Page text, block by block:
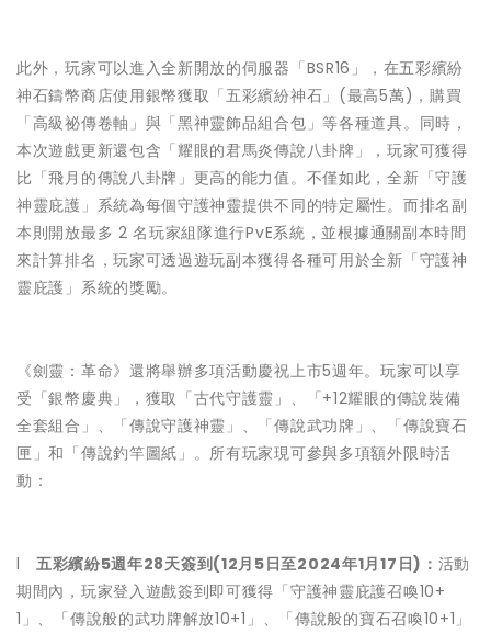
此外，玩家可以進入全新開放的伺服器「BSR16」，在五彩繽紛
神石鑄幣商店使用銀幣獲取「五彩繽紛神石」(最高5萬)，購買
「高級祕傳卷軸」與「黑神靈飾品組合包」等各種道具。同時，
本次遊戲更新還包含「耀眼的君馬炎傳說八卦牌」，玩家可獲得
比「飛月的傳說八卦牌」更高的能力值。不僅如此，全新「守護
神靈庇護」系統為每個守護神靈提供不同的特定屬性。而排名副
本則開放最多 2 名玩家組隊進行PvE系統，並根據通關副本時間
來計算排名，玩家可透過遊玩副本獲得各種可用於全新「守護神
靈庇護」系統的獎勵。
《劍靈：革命》還將舉辦多項活動慶祝上市5週年。玩家可以享
受「銀幣慶典」，獲取「古代守護靈」、「+12耀眼的傳說裝備
全套組合」、「傳說守護神靈」、「傳說武功牌」、「傳說寶石
匣」和「傳說釣竿圖紙」。所有玩家現可參與多項額外限時活
動：
l 五彩繽紛5週年28天簽到(12月 5日至2024年1月17 日) ： 活動
期間內，玩家登入遊戲簽到即可獲得「守護神靈庇護召喚10+
1」、「傳說般的武功牌解放10+1」、「傳說般的寶石召喚10+1」